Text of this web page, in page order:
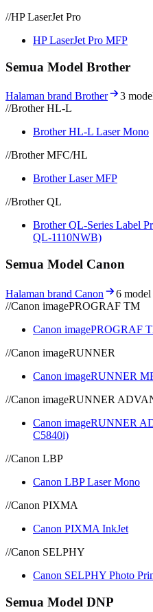
//HP LaserJet Pro
HP LaserJet Pro MFP
Semua Model Brother
Halaman brand Brother
3
//Brother HL-L
Brother HL-L Laser Mono
//Brother MFC/HL
Brother Laser MFP
//Brother QL
Brother QL-Series Label
QL-1110NWB)
Semua Model Canon
Halaman brand Canon
6 model
//Canon imagePROGRAF TM
Canon imagePROGRAF
//Canon imageRUNNER
Canon imageRUNNER
//Canon imageRUNNER
Canon imageRUNNER
C5840i)
//Canon LBP
Canon LBP Laser Mono
//Canon PIXMA
Canon PIXMA InkJet
//Canon SELPHY
Canon SELPHY Photo
Semua Model DNP